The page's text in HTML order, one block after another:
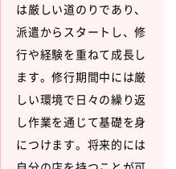
は厳しい道のりであり、
派遣からスタートし、修
行や経験を重ねて成長し
ます。修行期間中には厳
しい環境で日々の繰り返
し作業を通じて基礎を身
につけます。将来的には